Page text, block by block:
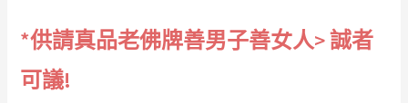
*供請真品老佛牌善男子善女人> 誠者
可議!